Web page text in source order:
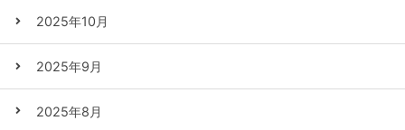
2025年10月
2025年9月
2025年8月